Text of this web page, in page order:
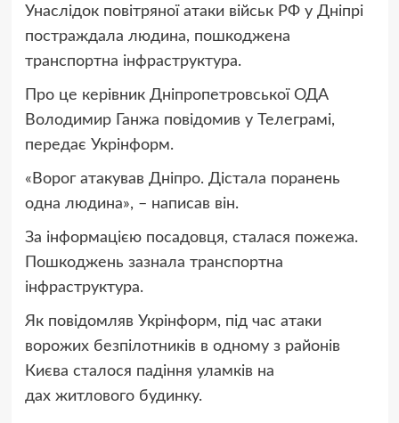
Унаслідок повітряної атаки військ РФ у Дніпрі
постраждала людина, пошкоджена
транспортна інфраструктура.
Про це керівник Дніпропетровської ОДА
Володимир Ганжа повідомив у Телеграмі,
передає Укрінформ.
«Ворог атакував Дніпро. Дістала поранень
одна людина», – написав він.
За інформацією посадовця, сталася пожежа.
Пошкоджень зазнала транспортна
інфраструктура.
Як повідомляв Укрінформ, під час атаки
ворожих безпілотників в одному з районів
Києва сталося падіння уламків на
дах житлового будинку.